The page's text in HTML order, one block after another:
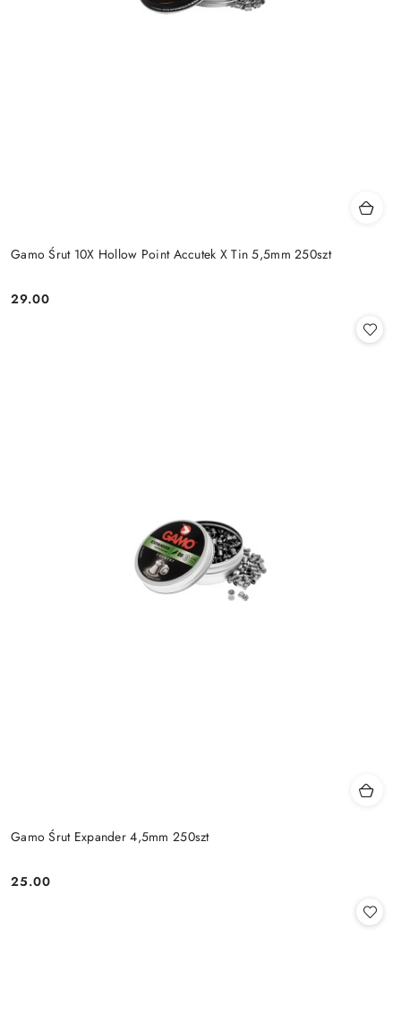
Gamo Śrut 10X Hollow Point Accutek X Tin 5,5mm 250szt
Cena:
29.00
Gamo Śrut Expander 4,5mm 250szt
Cena:
25.00